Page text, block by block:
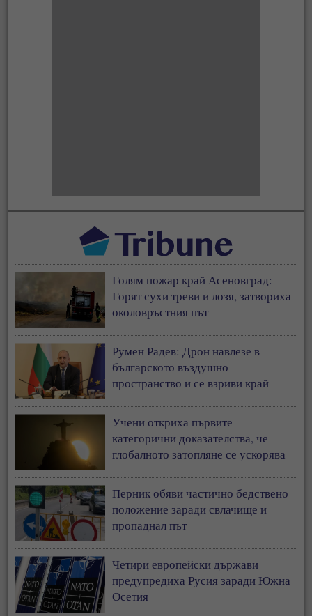
Голям пожар край Асеновград:
Горят сухи треви и лозя, затвориха
околовръстния път
Румен Радев: Дрон навлезе в
българското въздушно
пространство и се взриви край
Учени откриха първите
категорични доказателства, че
глобалното затопляне се ускорява
Перник обяви частично бедствено
положение заради свлачище и
пропаднал път
Четири европейски държави
предупредиха Русия заради Южна
Осетия